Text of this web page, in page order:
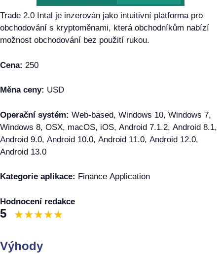
Trade 2.0 Intal je inzerován jako intuitivní platforma pro
obchodování s kryptoměnami, která obchodníkům nabízí
možnost obchodování bez použití rukou.
Cena: 250
Měna ceny: USD
Operační systém: Web-based, Windows 10, Windows 7,
Windows 8, OSX, macOS, iOS, Android 7.1.2, Android 8.1,
Android 9.0, Android 10.0, Android 11.0, Android 12.0,
Android 13.0
Kategorie aplikace: Finance Application
Hodnocení redakce
5
Výhody